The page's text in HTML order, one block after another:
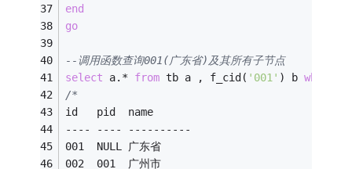
end
go
--调用函数查询001(广东省)及其所有子节点
select a. * from tb a , f_cid( '001' ) b where
/*
id   pid  name
---- ---- ----------
001  NULL 广东省
002  001  广州市